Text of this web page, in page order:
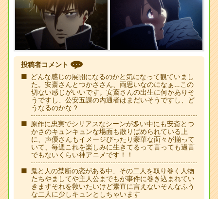
投稿者コメント
どんな感じの展開になるのかと気になって観ていまし
た。安斎さんとつかささん、両思いなのになぁ…この
切ない感じがいいです。安斎さんの出生に何かありそ
うですし、公安五課の内通者はまだいそうですし、ど
うなるのかな？
原作に忠実でシリアスなシーンが多い中にも安斎とつ
かさのキュンキュンな場面も散りばめられている上
に、声優さんもイメージぴったり豪華な面々が揃って
いて、毎週これを楽しみに生きてるって言っても過言
でもないくらい神アニメです！！
鬼と人の禁断の恋がある中、その二人を取り巻く人物
たちやましてや主人公までもが事件に巻き込まれてい
きますそれを救いたいけど素直に言えないそんなふう
な二人に少しキュンとしちゃいます